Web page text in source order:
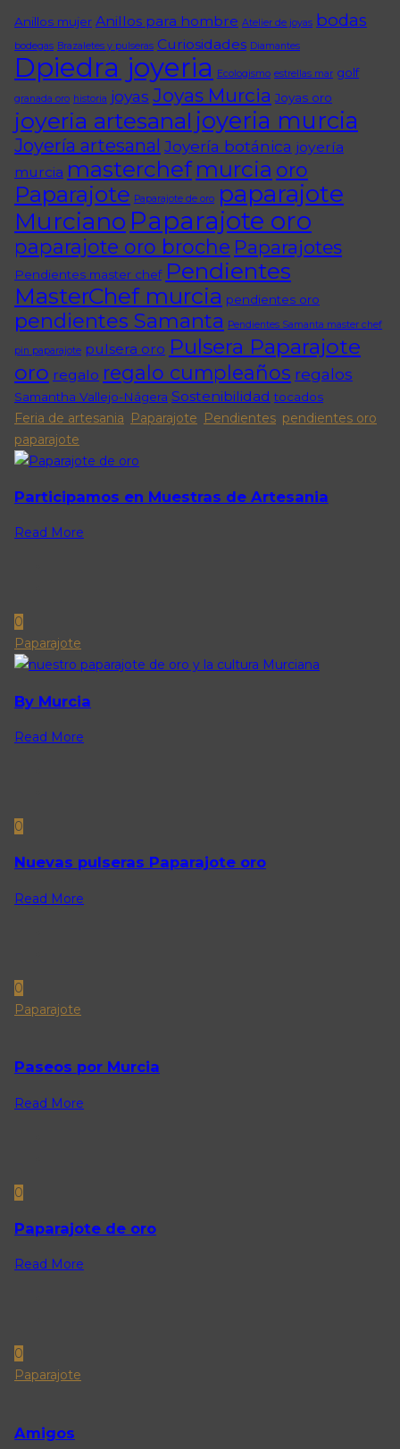
Anillos mujer Anillos para hombre Atelier de joyas bodas
bodegas Brazaletes y pulseras Curiosidades Diamantes
Dpiedra joyeria Ecologismo estrellas mar golf
granada oro historia joyas Joyas Murcia Joyas oro
joyeria artesanal joyeria murcia
Joyería artesanal Joyería botánica joyería
murcia masterchef murcia oro
Paparajote Paparajote de oro paparajote
Murciano Paparajote oro
paparajote oro broche Paparajotes
Pendientes master chef Pendientes
MasterChef murcia pendientes oro
pendientes Samanta Pendientes Samanta master chef
pin paparajote pulsera oro Pulsera Paparajote
oro regalo regalo cumpleaños regalos
Samantha Vallejo-Nágera Sostenibilidad tocados
Feria de artesania Paparajote Pendientes pendientes oro
paparajote
Participamos en Muestras de Artesania
Read More
0
Paparajote
By Murcia
Read More
0
Nuevas pulseras Paparajote oro
Read More
0
Paparajote
Paseos por Murcia
Read More
0
Paparajote de oro
Read More
0
Paparajote
Amigos